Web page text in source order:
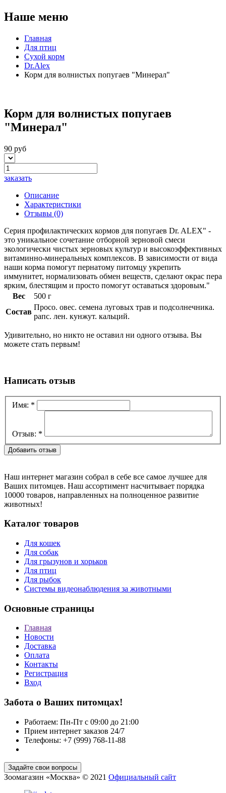
Наше меню
Главная
Для птиц
Сухой корм
Dr.Alex
Корм для волнистых попугаев "Минерал"
Корм для волнистых попугаев
"Минерал"
90 руб
заказать
Описание
Характеристики
Отзывы (0)
Серия профилактических кормов для попугаев Dr. ALEX" -
это уникальное сочетание отборной зерновой смеси
экологически чистых зерновых культур и высокоэффективных
витаминно-минеральных комплексов. В зависимости от вида
наши корма помогут пернатому питомцу укрепить
иммунитет, нормализовать обмен веществ, сделают окрас пера
ярким, блестящим и просто помогут оставаться здоровым."
Вес
500 г
Состав
Просо. овес. семена луговых трав и подсолнечника.
рапс. лен. кунжут. кальций.
Удивительно, но никто не оставил ни одного отзыва. Вы
можете стать первым!
Написать отзыв
Имя: *
Отзыв: *
Наш интернет магазин собрал в себе все самое лучшее для
Ваших питомцев. Наш ассортимент насчитывает порядка
10000 товаров, направленных на полноценное развитие
животных!
Каталог товаров
Для кошек
Для собак
Для грызунов и хорьков
Для птиц
Для рыбок
Cистемы видеонаблюдения за животными
Основные страницы
Главная
Новости
Доставка
Оплата
Контакты
Регистрация
Вход
Забота о Ваших питомцах!
Работаем: Пн-Пт с 09:00 до 21:00
Прием интернет заказов 24/7
Телефоны: +7 (999) 768-11-88
Зоомагазин «Москва» © 2021 Официальный сайт